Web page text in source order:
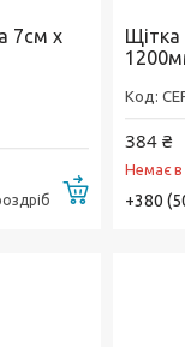
7см x
Купити
Щітка
384 ₴
Немає в
+380